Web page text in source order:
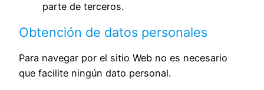
parte de terceros.
Obtención de datos personales
Para navegar por el sitio Web no es necesario
que facilite ningún dato personal.